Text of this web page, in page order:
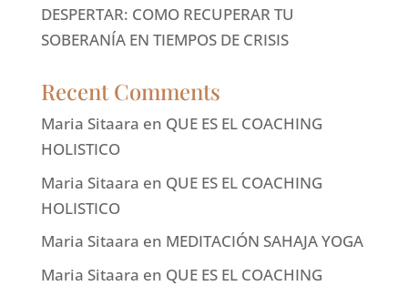
DESPERTAR: COMO RECUPERAR TU
SOBERANÍA EN TIEMPOS DE CRISIS
Recent Comments
Maria Sitaara en QUE ES EL COACHING
HOLISTICO
Maria Sitaara en QUE ES EL COACHING
HOLISTICO
Maria Sitaara en MEDITACIÓN SAHAJA YOGA
Maria Sitaara en QUE ES EL COACHING